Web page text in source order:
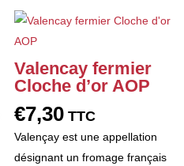
Valencay fermier
Cloche d’or AOP
€7,30 TTC
Valençay est une appellation
désignant un fromage français